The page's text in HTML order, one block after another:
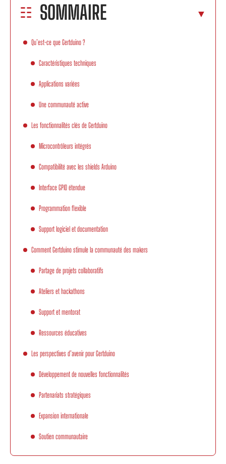
SOMMAIRE
Qu’est-ce que Gertduino ?
Caractéristiques techniques
Applications variées
Une communauté active
Les fonctionnalités clés de Gertduino
Microcontrôleurs intégrés
Compatibilité avec les shields Arduino
Interface GPIO étendue
Programmation flexible
Support logiciel et documentation
Comment Gertduino stimule la communauté des makers
Partage de projets collaboratifs
Ateliers et hackathons
Support et mentorat
Ressources éducatives
Les perspectives d’avenir pour Gertduino
Développement de nouvelles fonctionnalités
Partenariats stratégiques
Expansion internationale
Soutien communautaire